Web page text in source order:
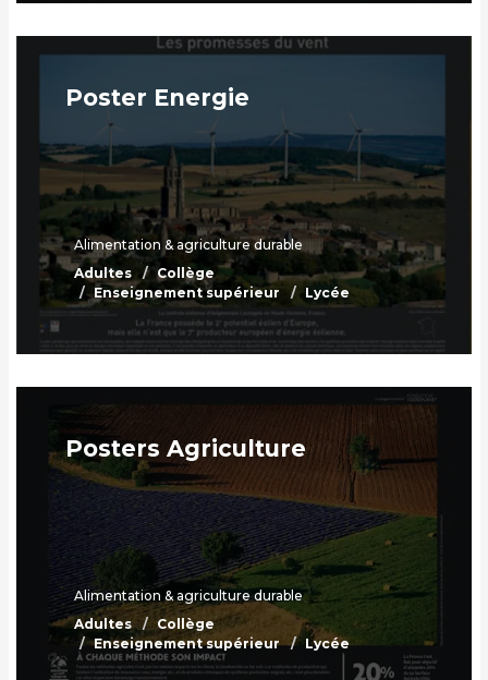
Poster Energie
Alimentation & agriculture durable
Adultes
Collège
Enseignement supérieur
Lycée
Posters Agriculture
Alimentation & agriculture durable
Adultes
Collège
Enseignement supérieur
Lycée